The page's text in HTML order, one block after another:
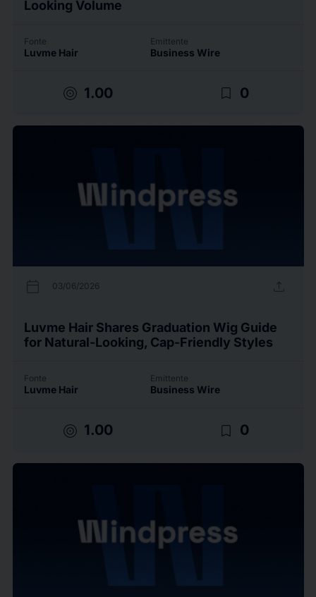
Looking Volume
Fonte
Luvme Hair
Emittente
Business Wire
target 1.00 bookmark_border 0
calendar_today 03/06/2026 upload
Luvme Hair Shares Graduation Wig Guide
for Natural-Looking, Cap-Friendly Styles
Fonte
Luvme Hair
Emittente
Business Wire
target 1.00 bookmark_border 0